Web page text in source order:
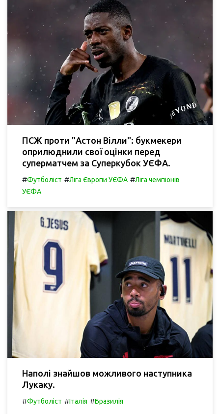
ПСЖ проти "Астон Вілли": букмекери
оприлюднили свої оцінки перед
суперматчем за Суперкубок УЄФА.
#Футболіст #Ліга Європи УЄФА #Ліга чемпіонів
УЄФА
Наполі знайшов можливого наступника
Лукаку.
#Футболіст #Італія #Бразилія